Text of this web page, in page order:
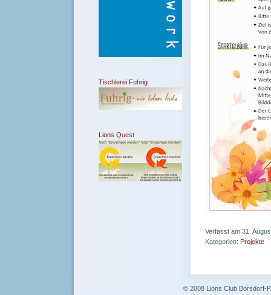
Tischlerei Fuhrig
Lions Quest
Verfasst am 31.
Kategorien: Projekte
© 2008 Lions Club Borsdorf-